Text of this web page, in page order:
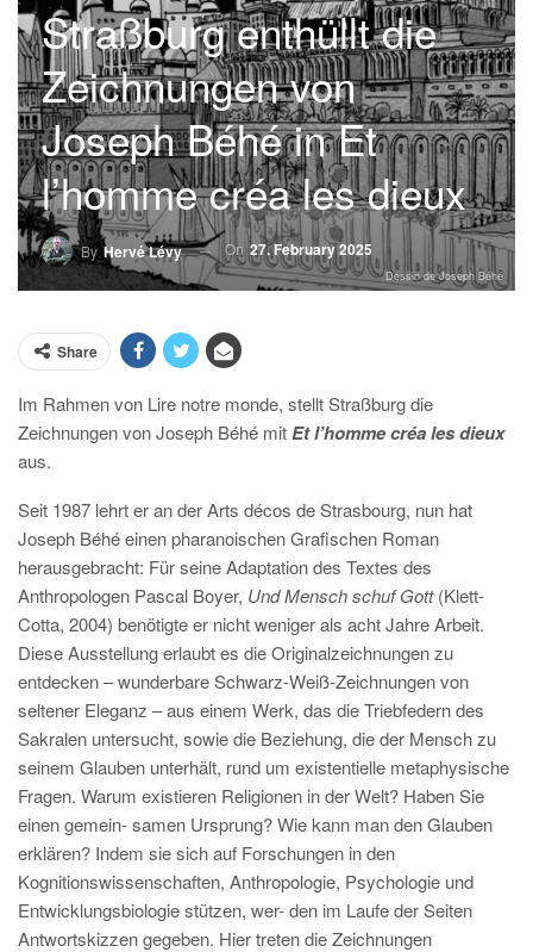
Straßburg enthüllt die
Zeichnungen von
Joseph Béhé in Et
l’homme créa les dieux
By Hervé Lévy On27. February 2025
Dessin de Joseph Béhé
Share
Im Rahmen von Lire notre monde, stellt Straßburg die
Zeichnungen von Joseph Béhé mitEt l’homme créa les dieux
aus.
Seit 1987 lehrt er an der Arts décos de Strasbourg, nun hat
Joseph Béhé einen pharanoischen Grafischen Roman
herausgebracht: Für seine Adaptation des Textes des
Anthropologen Pascal Boyer, Und Mensch schuf Gott(Klett-
Cotta, 2004) benötigte er nicht weniger als acht Jahre Arbeit.
Diese Ausstellung erlaubt es die Originalzeichnungen zu
entdecken – wunderbare Schwarz-Weiß-Zeichnungen von
seltener Eleganz – aus einem Werk, das die Triebfedern des
Sakralen untersucht, sowie die Beziehung, die der Mensch zu
seinem Glauben unterhält, rund um existentielle metaphysische
Fragen. Warum existieren Religionen in der Welt? Haben Sie
einen gemein- samen Ursprung? Wie kann man den Glauben
erklären? Indem sie sich auf Forschungen in den
Kognitionswissenschaften, Anthropologie, Psychologie und
Entwicklungsbiologie stützen, wer- den im Laufe der Seiten
Antwortskizzen gegeben. Hier treten die Zeichnungen